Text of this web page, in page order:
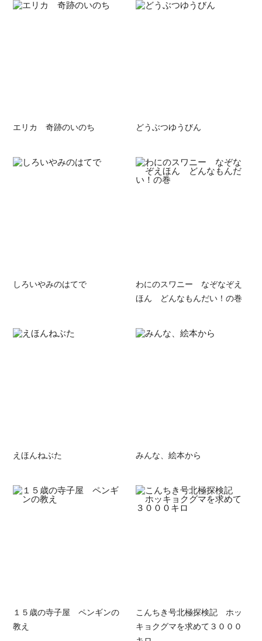
エリカ 奇跡のいのち どうぶつゆうびん
しろいやみのはてで
わにのスワニー なぞなぞえ
ほん どんなもんだい！の巻
えほんねぶた みんな、絵本から
１５歳の寺子屋 ペンギンの
教え
こんちき号北極探検記 ホッ
キョクグマを求めて３０００